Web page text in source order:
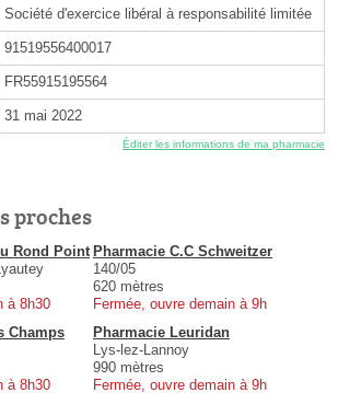
Société d'exercice libéral à responsabilité limitée
91519556400017
FR55915195564
31 mai 2022
Éditer les informations de ma pharmacie
proches
Rond Point
à 8h30
Pharmacie C.C Schweitzer
140/05
620 mètres
Fermée, ouvre demain à 9h
Champs
à 8h30
Pharmacie Leuridan
Lys-lez-Lannoy
990 mètres
Fermée, ouvre demain à 9h